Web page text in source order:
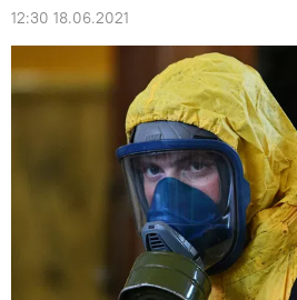
12:30 18.06.2021